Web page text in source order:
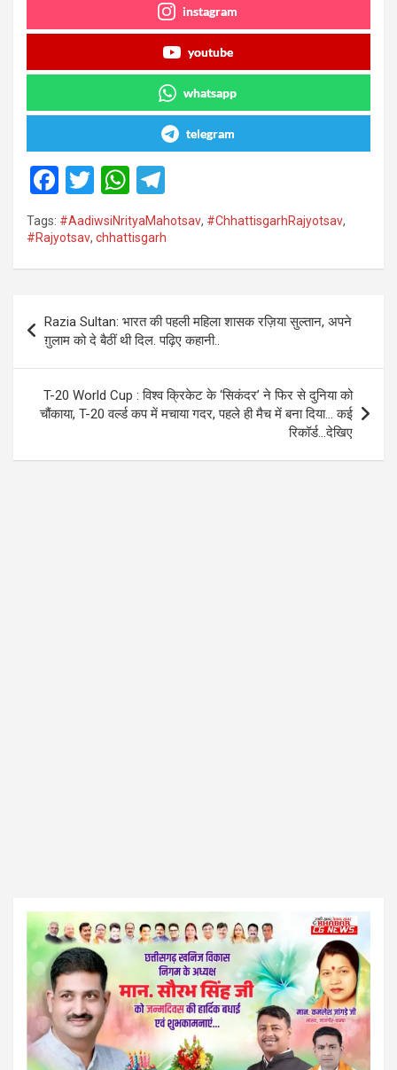
instagram
youtube
whatsapp
telegram
F
a
ce
b
o
k
T
wi
tt
er
W
h
at
s
p
p
el
e
gr
m
Tags: #AadiwsiNrityaMahotsav, #ChhattisgarhRajyotsav,
#Rajyotsav, chhattisgarh
navigation
Razia Sultan: भारत की पहली महिला शासक रज़िया सुल्तान, अपने
ग़ुलाम को दे बैठीं थी दिल. पढ़िए कहानी..
T-20 World Cup : विश्व क्रिकेट के ‘सिकंदर’ ने फिर से दुनिया को
चौंकाया, T-20 वर्ल्ड कप में मचाया गदर, पहले ही मैच में बना दिया… कई
रिकॉर्ड…देखिए